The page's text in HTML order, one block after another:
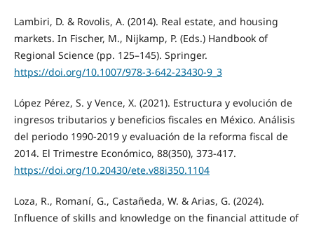
Lambiri, D. & Rovolis, A. (2014). Real estate, and housing
markets. In Fischer, M., Nijkamp, P. (Eds.) Handbook of
Regional Science (pp. 125–145). Springer.
https://doi.org/10.1007/978-3-642-23430-9_3
López Pérez, S. y Vence, X. (2021). Estructura y evolución de
ingresos tributarios y beneficios fiscales en México. Análisis
del periodo 1990-2019 y evaluación de la reforma fiscal de
2014. El Trimestre Económico, 88(350), 373-417.
https://doi.org/10.20430/ete.v88i350.1104
Loza, R., Romaní, G., Castañeda, W. & Arias, G. (2024).
Influence of skills and knowledge on the financial attitude of